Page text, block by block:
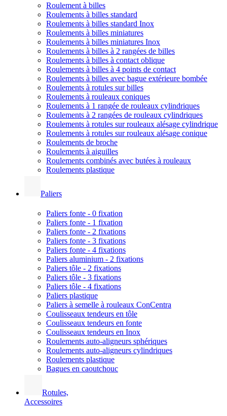
Roulement à billes
Roulements à billes standard
Roulements à billes standard Inox
Roulements à billes miniatures
Roulements à billes miniatures Inox
Roulements à billes à 2 rangées de billes
Roulements à billes à contact oblique
Roulements à billes à 4 points de contact
Roulements à billes avec bague extérieure bombée
Roulements à rotules sur billes
Roulements à rouleaux coniques
Roulements à 1 rangée de rouleaux cylindriques
Roulements à 2 rangées de rouleaux cylindriques
Roulements à rotules sur rouleaux alésage cylindrique
Roulements à rotules sur rouleaux alésage conique
Roulements de broche
Roulements à aiguilles
Roulements combinés avec butées à rouleaux
Roulements plastique
Paliers
Paliers fonte - 0 fixation
Paliers fonte - 1 fixation
Paliers fonte - 2 fixations
Paliers fonte - 3 fixations
Paliers fonte - 4 fixations
Paliers aluminium - 2 fixations
Paliers tôle - 2 fixations
Paliers tôle - 3 fixations
Paliers tôle - 4 fixations
Paliers plastique
Paliers à semelle à rouleaux ConCentra
Coulisseaux tendeurs en tôle
Coulisseaux tendeurs en fonte
Coulisseaux tendeurs en Inox
Roulements auto-aligneurs sphériques
Roulements auto-aligneurs cylindriques
Roulements plastique
Bagues en caoutchouc
Rotules,
Accessoires